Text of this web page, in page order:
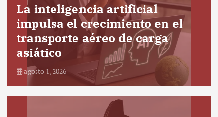
La inteligencia artificial
impulsa el crecimiento en el
transporte aéreo de carga
asiático
agosto 1, 2026